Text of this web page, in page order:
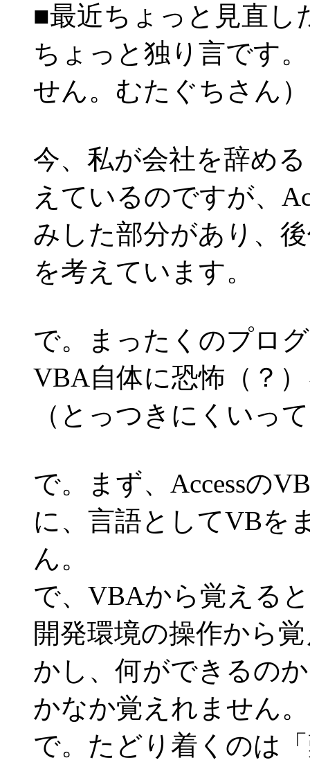
■最近ちょっと見直し
ちょっと独り言です
せん。むたぐちさん）
今、私が会社を辞め
えているのですが、
みした部分があり、
を考えています。
で。まったくのプロ
VBA自体に恐怖（？
（とっつきにくいっ
で。まず、Accessの
に、言語としてVBを
ん。
で、VBAから覚える
開発環境の操作から
かし、何ができるの
かなか覚えれません。
で。たどり着くのは